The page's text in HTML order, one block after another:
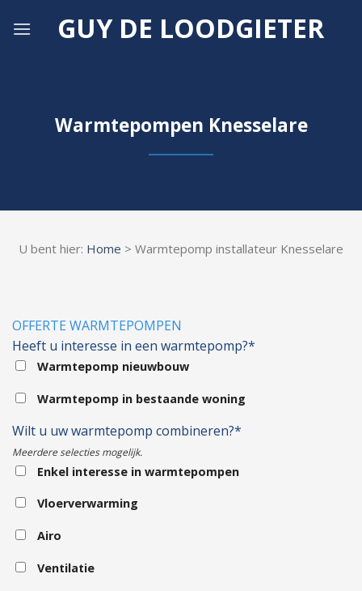
GUY DE LOODGIETER
Warmtepompen Knesselare
U bent hier: Home > Warmtepomp installateur Knesselare
OFFERTE WARMTEPOMPEN
Heeft u interesse in een warmtepomp?*
Warmtepomp nieuwbouw
Warmtepomp in bestaande woning
Wilt u uw warmtepomp combineren?*
Meerdere selecties mogelijk.
Enkel interesse in warmtepompen
Vloerverwarming
Airo
Ventilatie